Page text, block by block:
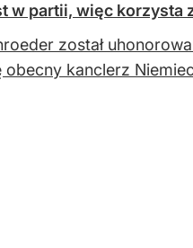
w partii, więc korzysta
został
kanclerz